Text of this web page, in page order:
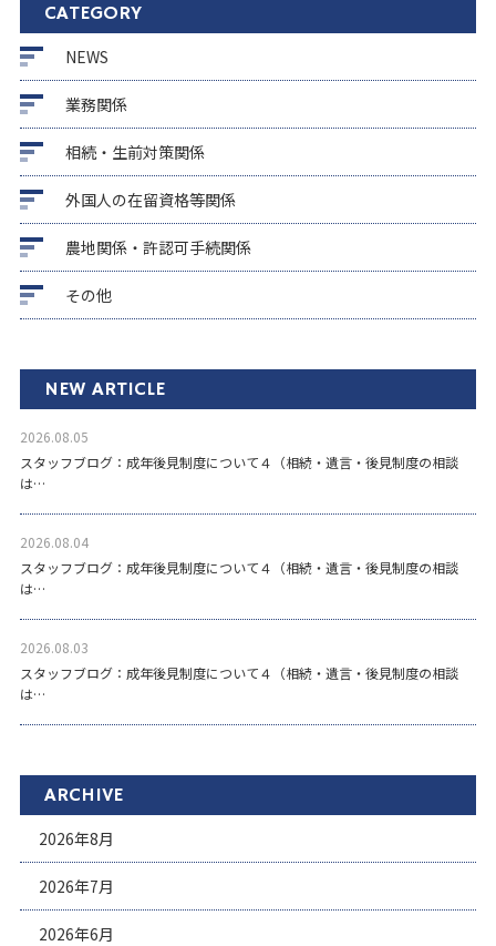
CATEGORY
NEWS
業務関係
相続・生前対策関係
外国人の在留資格等関係
農地関係・許認可手続関係
その他
NEW ARTICLE
2026.08.05
スタッフブログ：成年後見制度について４（相続・遺言・後見制度の相談
は…
2026.08.04
スタッフブログ：成年後見制度について４（相続・遺言・後見制度の相談
は…
2026.08.03
スタッフブログ：成年後見制度について４（相続・遺言・後見制度の相談
は…
ARCHIVE
2026年8月
2026年7月
2026年6月